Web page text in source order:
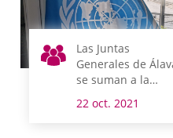
Las Juntas
Generales de
se suman a la
del Día de las
22 oct. 2021